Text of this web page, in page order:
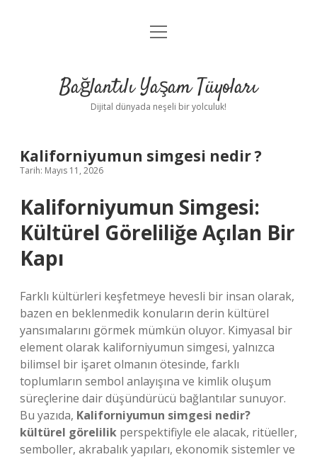
Anasayfa
Yasal Uyarı
menüyü
Bağlantılı Yaşam Tüyoları
Dijital dünyada neşeli bir yolculuk!
Kaliforniyumun simgesi nedir ?
Tarih: Mayıs 11, 2026
Kaliforniyumun Simgesi:
Kültürel Göreliliğe Açılan Bir
Kapı
Farklı kültürleri keşfetmeye hevesli bir insan olarak,
bazen en beklenmedik konuların derin kültürel
yansımalarını görmek mümkün oluyor. Kimyasal bir
element olarak kaliforniyumun simgesi, yalnızca
bilimsel bir işaret olmanın ötesinde, farklı
toplumların sembol anlayışına ve kimlik oluşum
süreçlerine dair düşündürücü bağlantılar sunuyor.
Bu yazıda, Kaliforniyumun simgesi nedir?
kültürel görelilik perspektifiyle ele alacak, ritüeller,
semboller, akrabalık yapıları, ekonomik sistemler ve